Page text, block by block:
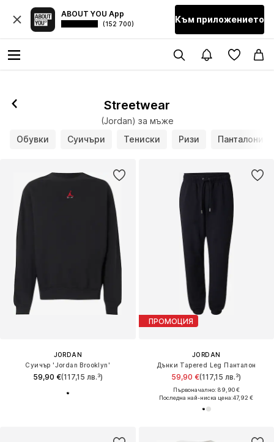
ABOUT YOU App
(152 700) Към приложението
Streetwear
(Jordan) за мъже
Обувки
Суичъри Тениски Ризи Панталони
JORDAN
Суичър 'Jordan Brooklyn'
59,90 €(117,15 лв.³)
ПРОМОЦИЯ
JORDAN
Дънки Tapered Leg Панталон
59,90 €(117,15 лв.³)
Първоначално: 89,90 €
Последна най-ниска цена:47,92 €